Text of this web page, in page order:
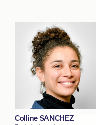
Colline SANCHEZ